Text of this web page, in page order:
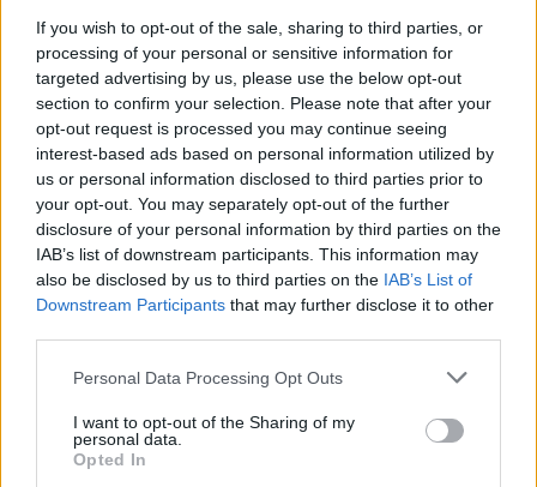
If you wish to opt-out of the sale, sharing to third parties, or
processing of your personal or sensitive information for
targeted advertising by us, please use the below opt-out
section to confirm your selection. Please note that after your
opt-out request is processed you may continue seeing
interest-based ads based on personal information utilized by
us or personal information disclosed to third parties prior to
your opt-out. You may separately opt-out of the further
disclosure of your personal information by third parties on the
IAB’s list of downstream participants. This information may
also be disclosed by us to third parties on the IAB’s List of
Downstream Participants that may further disclose it to other
Please note that this website/app uses one or more Google
not limited to your visit or usage behaviour. You may click to
grant or deny consent to Google and its third-party tags to
use your data for below specified purposes in below Google
Personal Data Processing Opt Outs
I want to opt-out of the Sharing of my
personal data.
Opted In
Andrés Navarro · 6 Ago 2026
APERITIVOS Y TAPAS